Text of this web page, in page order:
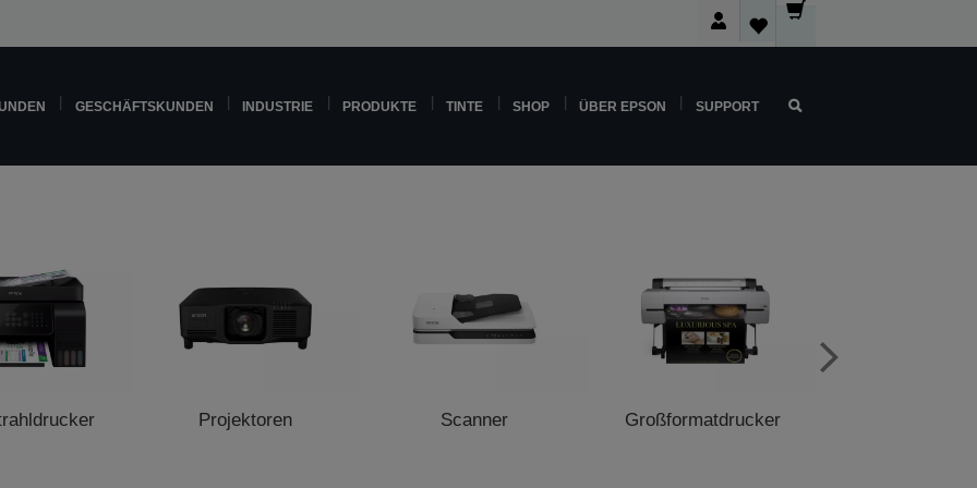
GESCHÄFTSKUNDEN INDUSTRIE PRODUKTE TINTE SHOP ÜBER EPSON SUPPORT
Projektoren Scanner Großformatdrucker